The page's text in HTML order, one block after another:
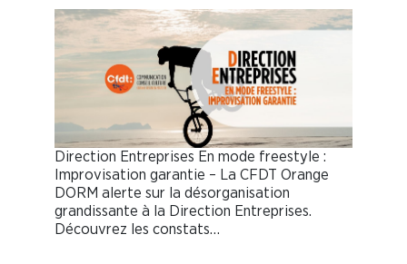
Direction Entreprises En mode freestyle :
Improvisation garantie – La CFDT Orange
DORM alerte sur la désorganisation
grandissante à la Direction Entreprises.
Découvrez les constats…